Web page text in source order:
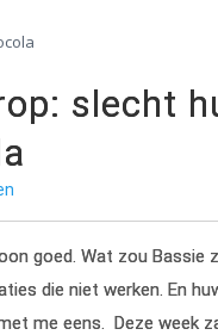
slecht
goed. Wat zou Bassie
die niet werken. En
me eens. Deze week